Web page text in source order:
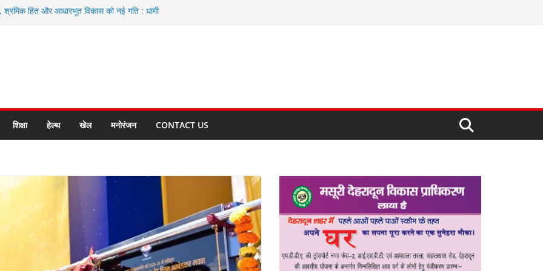
श्रमिक हित और आधारभूत विकास को नई गति : धामी
रहें अधिकारी: सीईओ
योजनाओं के लिए 80 करोड़ रुपए
वर्षा की संभावना, अलर्ट!
शिक्षा हेल्थ खेल मनोरंजन CONTACT US